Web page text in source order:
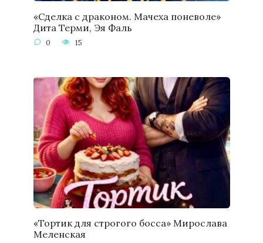
«Сделка с драконом. Мачеха поневоле»
Дита Терми, Эя Фаль
0 15
«Тортик для строгого босса» Мирослава
Меленская